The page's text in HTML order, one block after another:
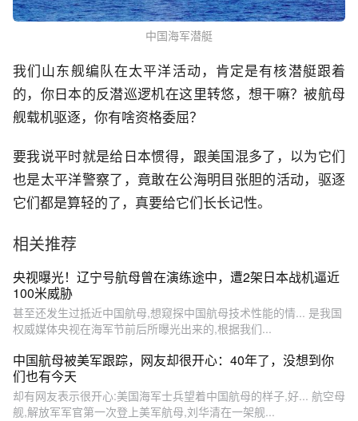
中国海军潜艇
我们山东舰编队在太平洋活动，肯定是有核潜艇跟着
的，你日本的反潜巡逻机在这里转悠，想干嘛？被航母
舰载机驱逐，你有啥资格委屈？
要我说平时就是给日本惯得，跟美国混多了，以为它们
也是太平洋警察了，竟敢在公海明目张胆的活动，驱逐
它们都是算轻的了，真要给它们长长记性。
相关推荐
央视曝光！辽宁号航母曾在演练途中，遭2架日本战机逼近
100米威胁
甚至还发生过抵近中国航母,想窥探中国航母技术性能的情... 是我国
权威媒体央视在海军节前后所曝光出来的,根据我们...
中国航母被美军跟踪，网友却很开心：40年了，没想到你
们也有今天
却有网友表示很开心:美国海军士兵望着中国航母的样子,好... 航空母
舰,解放军军官第一次登上美军航母,刘华清在一架舰...